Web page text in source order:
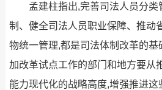
孟建柱指出,完善司法人员分类
制、健全司法人员职业保障、推动
物统一管理,都是司法体制改革的
加改革试点工作的部门和地方要从
能力现代化的战略高度,增强推进这